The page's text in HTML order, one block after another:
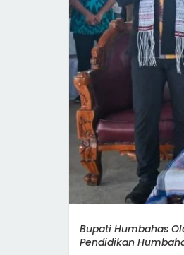
Bupati Humbahas
Pendidikan